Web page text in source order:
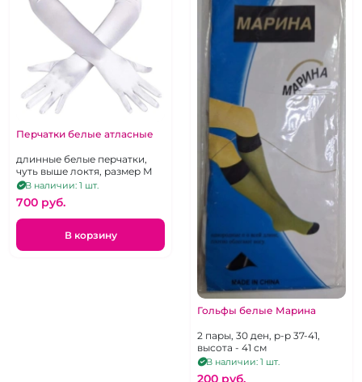
Перчатки белые атласные
длинные белые перчатки,
чуть выше локтя, размер М
В наличии: 1 шт.
700 pуб.
В корзину
Гольфы белые Марина
2 пары, 30 ден, р-р 37-41,
высота - 41 см
В наличии: 1 шт.
200 pуб.